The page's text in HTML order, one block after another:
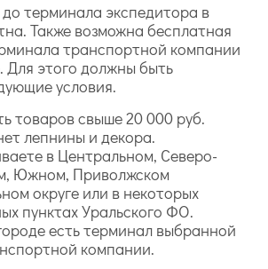
до терминала экспедитора в
Также возможна бесплатная
транспортной компании
Для этого должны быть
условия.
товаров свыше 20 000 руб.
лепнины и декора.
в Центральном, Северо-
Южном, Приволжском
округе или в некоторых
пунктах Уральского ФО.
есть терминал выбранной
компании.